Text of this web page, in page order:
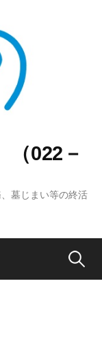
022－
墓じまい等の終活
検